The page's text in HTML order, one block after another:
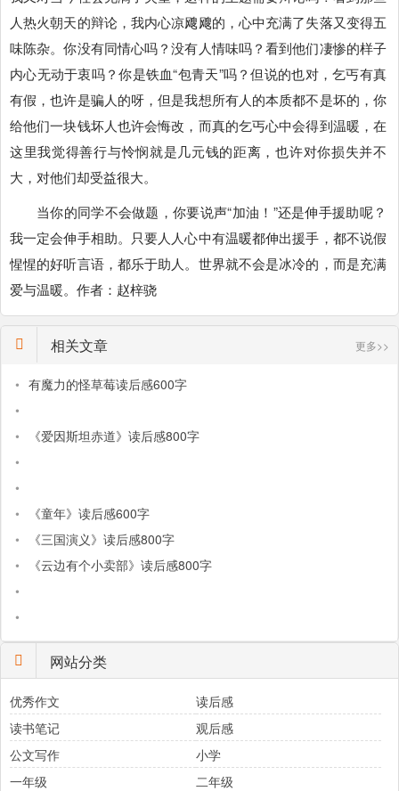
人热火朝天的辩论，我内心凉飕飕的，心中充满了失落又变得五
味陈杂。你没有同情心吗？没有人情味吗？看到他们凄惨的样子
内心无动于衷吗？你是铁血“包青天”吗？但说的也对，乞丐有真
有假，也许是骗人的呀，但是我想所有人的本质都不是坏的，你
给他们一块钱坏人也许会悔改，而真的乞丐心中会得到温暖，在
这里我觉得善行与怜悯就是几元钱的距离，也许对你损失并不
大，对他们却受益很大。
当你的同学不会做题，你要说声“加油！”还是伸手援助呢？
我一定会伸手相助。只要人人心中有温暖都伸出援手，都不说假
惺惺的好听言语，都乐于助人。世界就不会是冰冷的，而是充满
爱与温暖。作者：赵梓骁
相关文章 更多>>
• 有魔力的怪草莓读后感600字
•
•
《爱因斯坦赤道》读后感800字
•
•
•
《童年》读后感600字
•
《三国演义》读后感800字
•
《云边有个小卖部》读后感800字
•
•
网站分类
优秀作文
读后感
读书笔记
观后感
公文写作
小学
一年级
二年级